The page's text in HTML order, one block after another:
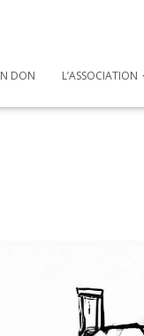
DON L’ASSOCIATION